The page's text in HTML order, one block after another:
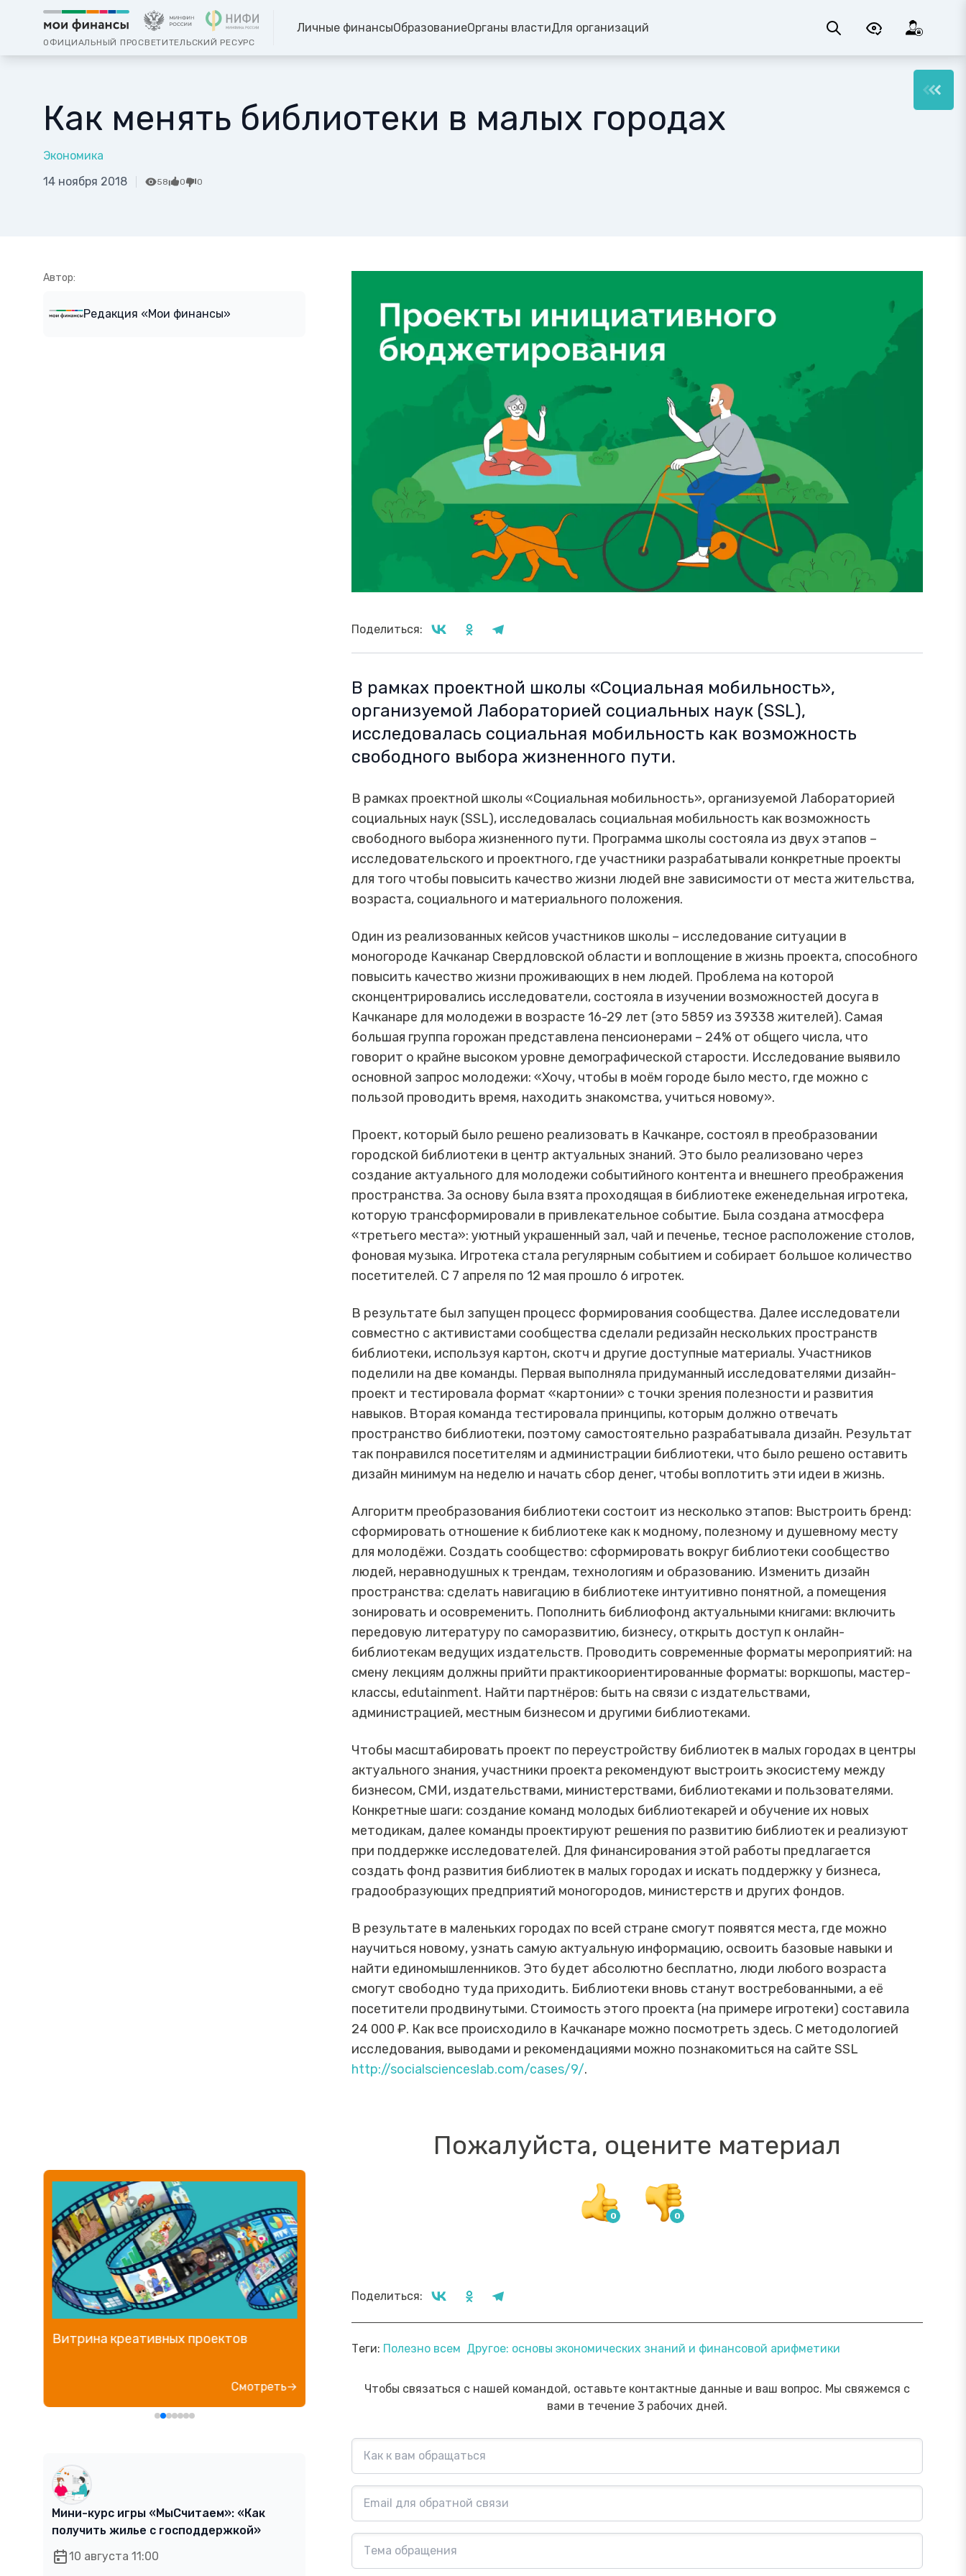
ОФИЦИАЛЬНЫЙ ПРОСВЕТИТЕЛЬСКИЙ РЕСУРС
Личные финансыОбразованиеОрганы властиДля организаций
Как менять библиотеки в малых городах
Экономика
14 ноября 2018
58 0 0
Автор:
Редакция «Мои финансы»
Поделиться:
В рамках проектной школы «Социальная мобильность»,
организуемой Лабораторией социальных наук (SSL),
исследовалась социальная мобильность как возможность
свободного выбора жизненного пути.
В рамках проектной школы «Социальная мобильность», организуемой Лабораторией
социальных наук (SSL), исследовалась социальная мобильность как возможность
свободного выбора жизненного пути. Программа школы состояла из двух этапов –
исследовательского и проектного, где участники разрабатывали конкретные проекты
для того чтобы повысить качество жизни людей вне зависимости от места жительства,
возраста, социального и материального положения.
Один из реализованных кейсов участников школы – исследование ситуации в
моногороде Качканар Свердловской области и воплощение в жизнь проекта, способного
повысить качество жизни проживающих в нем людей. Проблема на которой
сконцентрировались исследователи, состояла в изучении возможностей досуга в
Качканаре для молодежи в возрасте 16-29 лет (это 5859 из 39338 жителей). Самая
большая группа горожан представлена пенсионерами – 24% от общего числа, что
говорит о крайне высоком уровне демографической старости. Исследование выявило
основной запрос молодежи: «Хочу, чтобы в моём городе было место, где можно с
пользой проводить время, находить знакомства, учиться новому».
Проект, который было решено реализовать в Качканре, состоял в преобразовании
городской библиотеки в центр актуальных знаний. Это было реализовано через
создание актуального для молодежи событийного контента и внешнего преображения
пространства. За основу была взята проходящая в библиотеке еженедельная игротека,
которую трансформировали в привлекательное событие. Была создана атмосфера
«третьего места»: уютный украшенный зал, чай и печенье, тесное расположение столов,
фоновая музыка. Игротека стала регулярным событием и собирает большое количество
посетителей. С 7 апреля по 12 мая прошло 6 игротек.
В результате был запущен процесс формирования сообщества. Далее исследователи
совместно с активистами сообщества сделали редизайн нескольких пространств
библиотеки, используя картон, скотч и другие доступные материалы. Участников
поделили на две команды. Первая выполняла придуманный исследователями дизайн-
проект и тестировала формат «картонии» с точки зрения полезности и развития
навыков. Вторая команда тестировала принципы, которым должно отвечать
пространство библиотеки, поэтому самостоятельно разрабатывала дизайн. Результат
так понравился посетителям и администрации библиотеки, что было решено оставить
дизайн минимум на неделю и начать сбор денег, чтобы воплотить эти идеи в жизнь.
Алгоритм преобразования библиотеки состоит из несколько этапов: Выстроить бренд:
сформировать отношение к библиотеке как к модному, полезному и душевному месту
для молодёжи. Создать сообщество: сформировать вокруг библиотеки сообщество
людей, неравнодушных к трендам, технологиям и образованию. Изменить дизайн
пространства: сделать навигацию в библиотеке интуитивно понятной, а помещения
зонировать и осовременить. Пополнить библиофонд актуальными книгами: включить
передовую литературу по саморазвитию, бизнесу, открыть доступ к онлайн-
библиотекам ведущих издательств. Проводить современные форматы мероприятий: на
смену лекциям должны прийти практикоориентированные форматы: воркшопы, мастер-
классы, edutainment. Найти партнёров: быть на связи с издательствами,
администрацией, местным бизнесом и другими библиотеками.
Чтобы масштабировать проект по переустройству библиотек в малых городах в центры
актуального знания, участники проекта рекомендуют выстроить экосистему между
бизнесом, СМИ, издательствами, министерствами, библиотеками и пользователями.
Конкретные шаги: создание команд молодых библиотекарей и обучение их новых
методикам, далее команды проектируют решения по развитию библиотек и реализуют
при поддержке исследователей. Для финансирования этой работы предлагается
создать фонд развития библиотек в малых городах и искать поддержку у бизнеса,
градообразующих предприятий моногородов, министерств и других фондов.
В результате в маленьких городах по всей стране смогут появятся места, где можно
научиться новому, узнать самую актуальную информацию, освоить базовые навыки и
найти единомышленников. Это будет абсолютно бесплатно, люди любого возраста
смогут свободно туда приходить. Библиотеки вновь станут востребованными, а её
посетители продвинутыми. Стоимость этого проекта (на примере игротеки) составила
24 000 ₽. Как все происходило в Качканаре можно посмотреть здесь. С методологией
исследования, выводами и рекомендациями можно познакомиться на сайте SSL
http://socialscienceslab.com/cases/9/.
Пожалуйста, оцените материал
Поделиться:
Теги: Полезно всем Другое: основы экономических знаний и финансовой арифметики
Чтобы связаться с нашей командой, оставьте контактные данные и ваш вопрос. Мы свяжемся с
вами в течение 3 рабочих дней.
Витрина креативных проектов
Смотреть→
Финансовый блогер»
Посмотреть→
которые помогут обезопасить
Посмотреть→
Мини-курс игры «МыСчитаем»: «Как
получить жилье с господдержкой»
10 августа 11:00